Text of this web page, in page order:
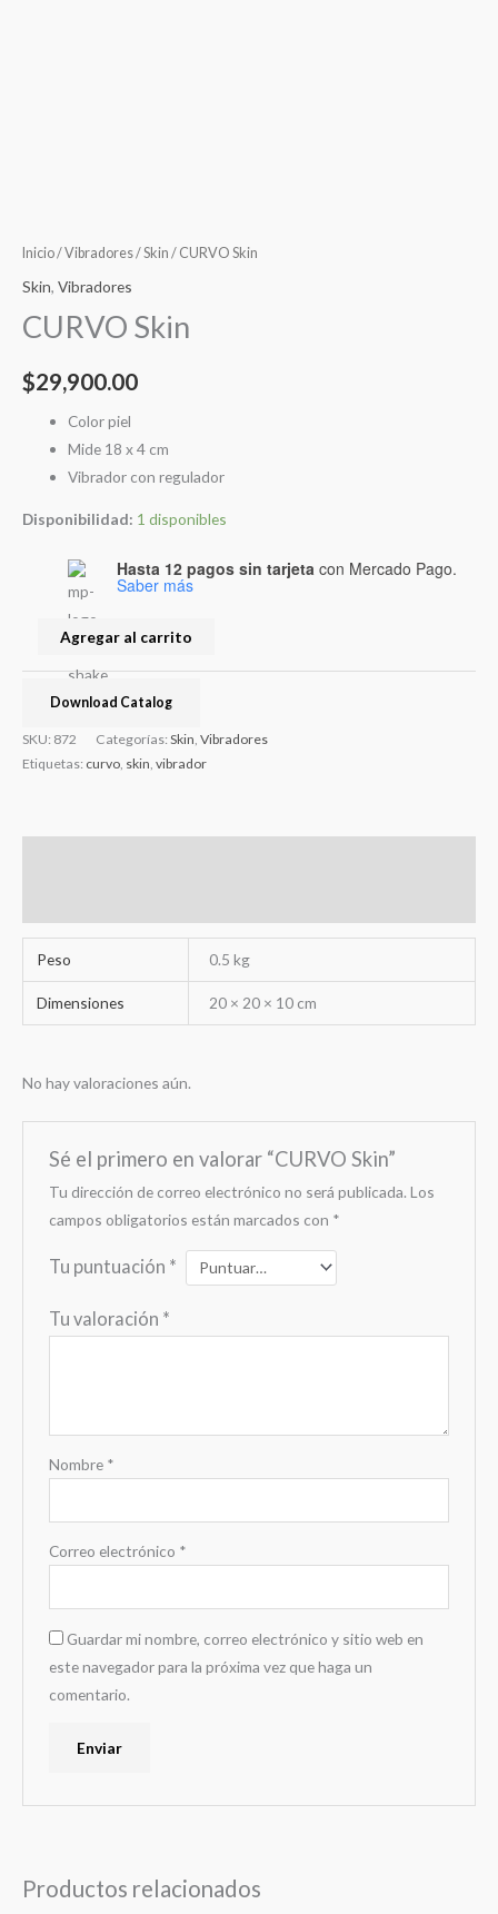
Inicio/Vibradores/Skin / CURVO Skin
Skin, Vibradores
CURVO Skin
$29,900.00
Color piel
Mide 18 x 4 cm
Vibrador con regulador
Disponibilidad: 1 disponibles
Hasta 12 pagos sin tarjeta con Mercado Pago.
Saber más
Agregar al carrito
Download Catalog
SKU: 872 Categorías: Skin Vibradores
Etiquetas: curvo skin vibrador
Peso 0.5 kg
Dimensiones 20 × 20 × 10 cm
No hay valoraciones aún.
Sé el primero en valorar “CURVO Skin”
Tu dirección de correo electrónico no será publicada. Los
campos obligatorios están marcados con *
Tu puntuación *
Tu valoración *
Nombre *
Correo electrónico *
Guardar mi nombre, correo electrónico y sitio web en
este navegador para la próxima vez que haga un
comentario.
Productos relacionados